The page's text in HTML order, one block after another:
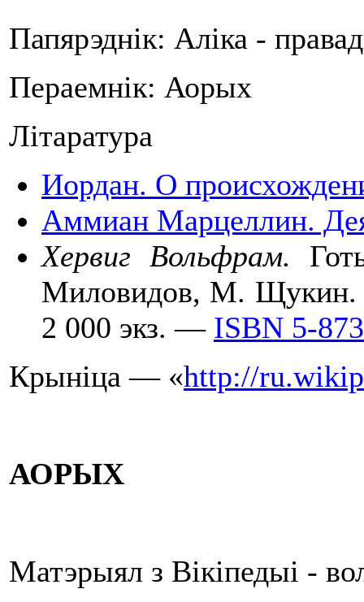
Папярэднік: Аліка -
Пераемнік: Аорых
Літаратура
Иордан. О
Аммиан Марцеллин.
Хервиг Вольфрам.
Миловидов, М. Щукин.
2 000 экз. — ISBN 5-
Крыніца — «http://
АОРЫХ
Матэрыял з Вікіпедыі -